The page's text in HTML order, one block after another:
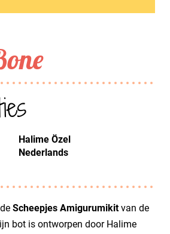
Halime Özel
Nederlands
Scheepjes Amigurumikitvan de
bot is ontworpen door Halime